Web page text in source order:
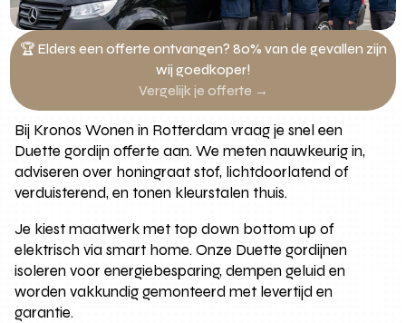
🏆 Elders een offerte ontvangen? 80% van de gevallen zijn
wij goedkoper!
Vergelijk je offerte →
Bij Kronos Wonen in Rotterdam vraag je snel een
Duette gordijn offerte aan. We meten nauwkeurig in,
adviseren over honingraat stof, lichtdoorlatend of
verduisterend, en tonen kleurstalen thuis.
Je kiest maatwerk met top down bottom up of
elektrisch via smart home. Onze Duette gordijnen
isoleren voor energiebesparing, dempen geluid en
worden vakkundig gemonteerd met levertijd en
garantie.